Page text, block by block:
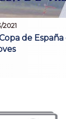
2021
de España